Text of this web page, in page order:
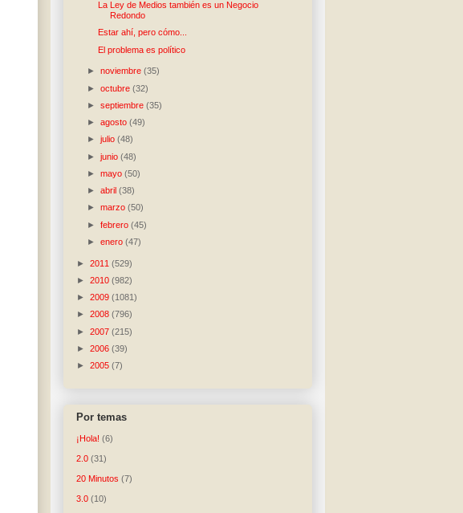
La Ley de Medios también es un Negocio
Redondo
Estar ahí, pero cómo...
El problema es político
►noviembre(35)
►octubre(32)
►septiembre(35)
►agosto(49)
►julio(48)
►junio(48)
►mayo(50)
►abril(38)
►marzo(50)
►febrero(45)
►enero(47)
► 2011 (529)
► 2010 (982)
► 2009 (1081)
► 2008 (796)
► 2007 (215)
► 2006 (39)
► 2005 (7)
Por temas
¡Hola! (6)
2.0 (31)
20 Minutos (7)
3.0 (10)